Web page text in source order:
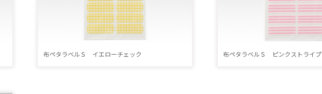
布ペタラベルＳ イエローチェック 布ペタラベルＳ ピンクストライプ